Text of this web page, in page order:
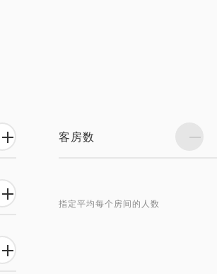
客房数
指定平均每个房间的人数